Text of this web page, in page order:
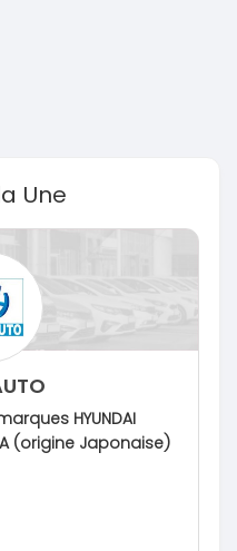
Une
HYUNDAI
(origine Japonaise)